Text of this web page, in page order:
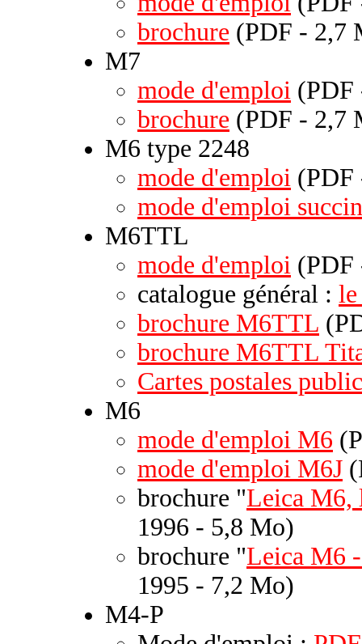
brochure (PDF - 2,7
M7
mode d'emploi (PDF
brochure (PDF - 2,7
M6 type 2248
mode d'emploi (PDF
mode d'emploi
M6TTL
mode d'emploi (PDF
catalogue général :
brochure M6TTL
brochure M6TTL
Cartes postales
M6
mode d'emploi M6
mode d'emploi M6J
brochure "Leica M6,
1996 - 5,8 Mo)
brochure "Leica M6
1995 - 7,2 Mo)
M4-P